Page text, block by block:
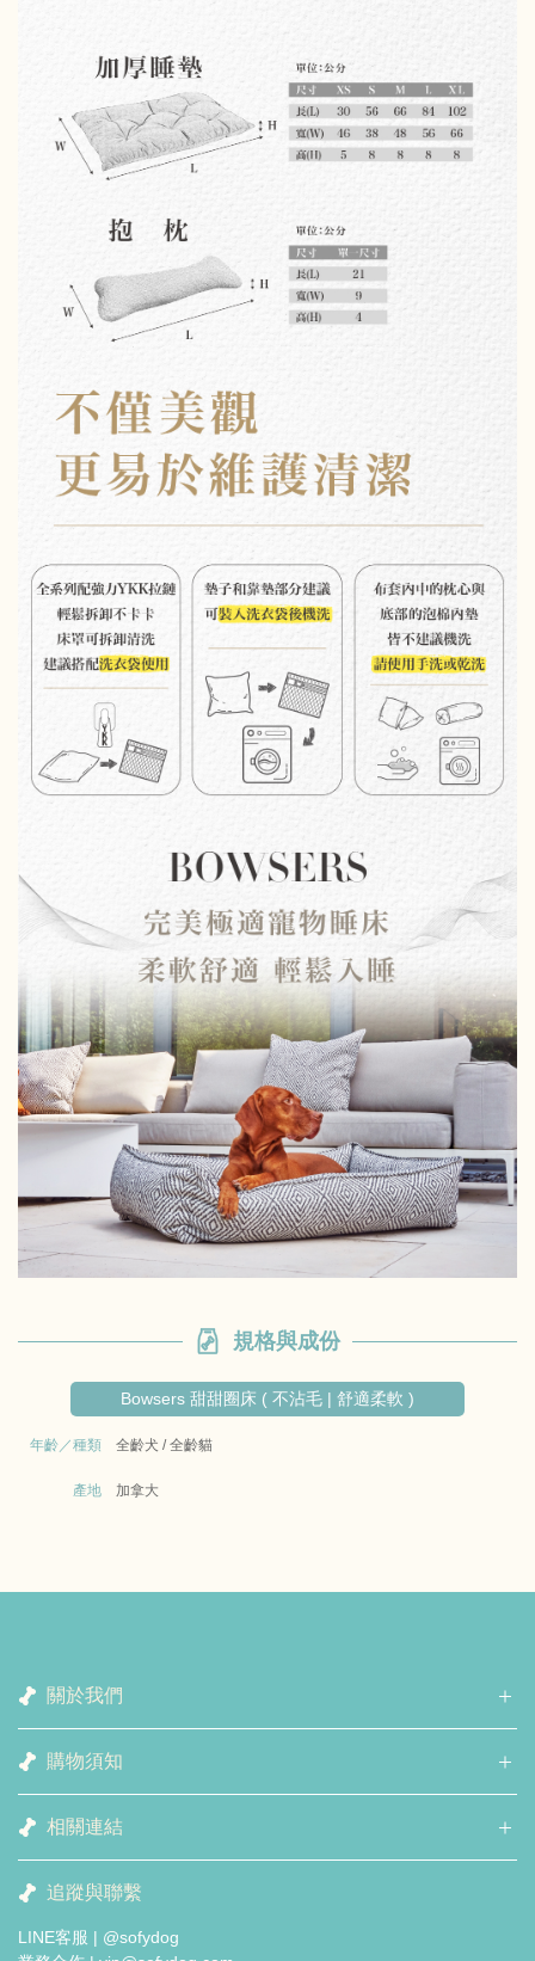
規格與成份
Bowsers 甜甜圈床 ( 不沾毛 | 舒適柔軟 )
年齡／種類 全齡犬 / 全齡貓
產地 加拿大
關於我們
購物須知
相關連結
追蹤與聯繫
LINE客服 | @sofydog